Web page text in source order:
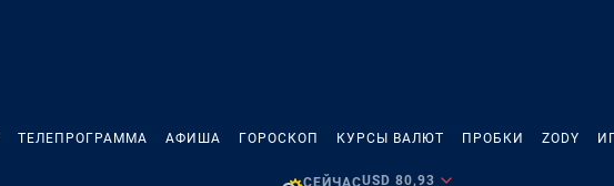
ТЕЛЕПРОГРАММА АФИША ГОРОСКОП КУРСЫ ВАЛЮТ ПРОБКИ ZODY
СЕЙЧАСUSD 80,93